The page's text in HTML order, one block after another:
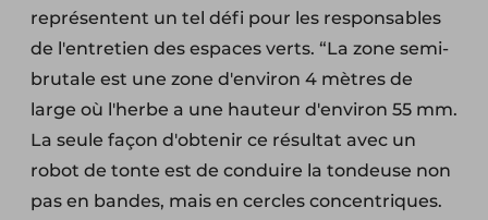
représentent un tel défi pour les responsables
de l'entretien des espaces verts. “La zone semi-
brutale est une zone d'environ 4 mètres de
large où l'herbe a une hauteur d'environ 55 mm.
La seule façon d'obtenir ce résultat avec un
robot de tonte est de conduire la tondeuse non
pas en bandes, mais en cercles concentriques.